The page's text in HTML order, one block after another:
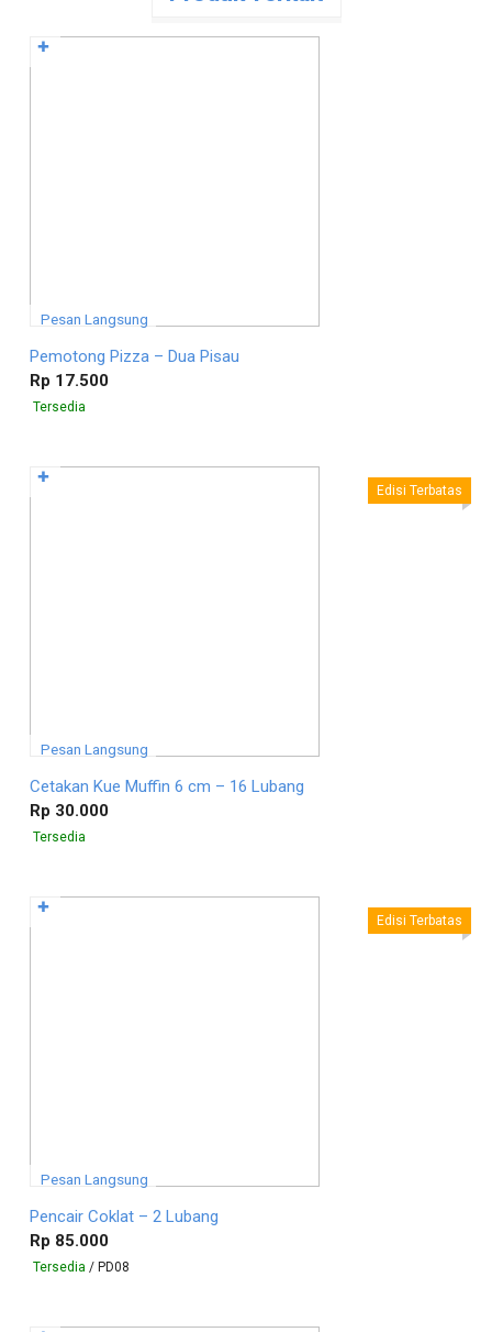
Pesan Langsung
Pemotong Pizza – Dua Pisau
Rp 17.500
Tersedia
✚
Pesan Langsung
Edisi Terbatas
Cetakan Kue Muffin 6 cm – 16 Lubang
Rp 30.000
Tersedia
✚
Pesan Langsung
Edisi Terbatas
Pencair Coklat – 2 Lubang
Rp 85.000
Tersedia / PD08
✚